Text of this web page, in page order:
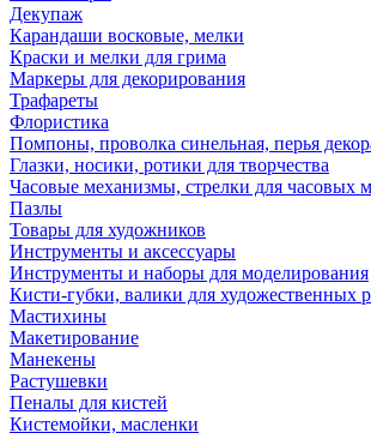
Декупаж
Карандаши восковые, мелки
Краски и мелки для грима
Маркеры для декорирования
Трафареты
Флористика
Помпоны, проволка синельная, перья
Глазки, носики, ротики для творчества
Часовые механизмы, стрелки для часовых
Пазлы
Товары для художников
Инструменты и аксессуары
Инструменты и наборы для моделирования
Кисти-губки, валики для художественных
Мастихины
Макетирование
Манекены
Растушевки
Пеналы для кистей
Кистемойки, масленки